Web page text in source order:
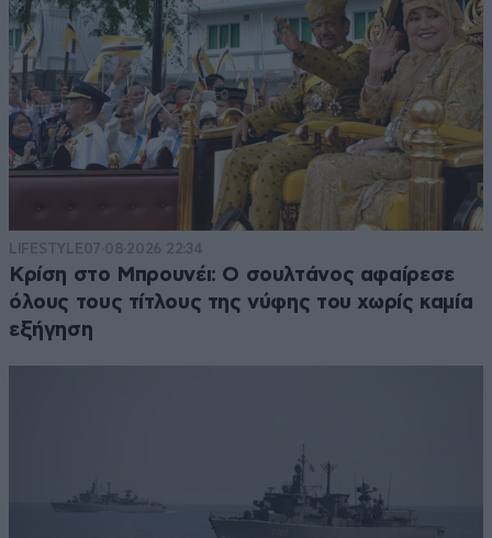
LIFESTYLE07·08·2026 22:34
Κρίση στο Μπρουνέι: Ο σουλτάνος αφαίρεσε
όλους τους τίτλους της νύφης του χωρίς καμία
εξήγηση